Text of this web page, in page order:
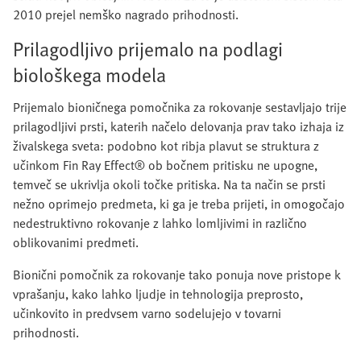
2010 prejel nemško nagrado prihodnosti.
Prilagodljivo prijemalo na podlagi
biološkega modela
Prijemalo bioničnega pomočnika za rokovanje sestavljajo trije
prilagodljivi prsti, katerih načelo delovanja prav tako izhaja iz
živalskega sveta: podobno kot ribja plavut se struktura z
učinkom Fin Ray Effect® ob bočnem pritisku ne upogne,
temveč se ukrivlja okoli točke pritiska. Na ta način se prsti
nežno oprimejo predmeta, ki ga je treba prijeti, in omogočajo
nedestruktivno rokovanje z lahko lomljivimi in različno
oblikovanimi predmeti.
Bionični pomočnik za rokovanje tako ponuja nove pristope k
vprašanju, kako lahko ljudje in tehnologija preprosto,
učinkovito in predvsem varno sodelujejo v tovarni
prihodnosti.